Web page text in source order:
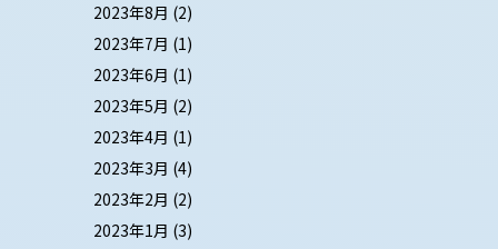
2023年8月 (2)
2023年7月 (1)
2023年6月 (1)
2023年5月 (2)
2023年4月 (1)
2023年3月 (4)
2023年2月 (2)
2023年1月 (3)